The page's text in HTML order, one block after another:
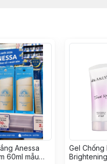
Anessa
60ml mẫu
Gel Chống